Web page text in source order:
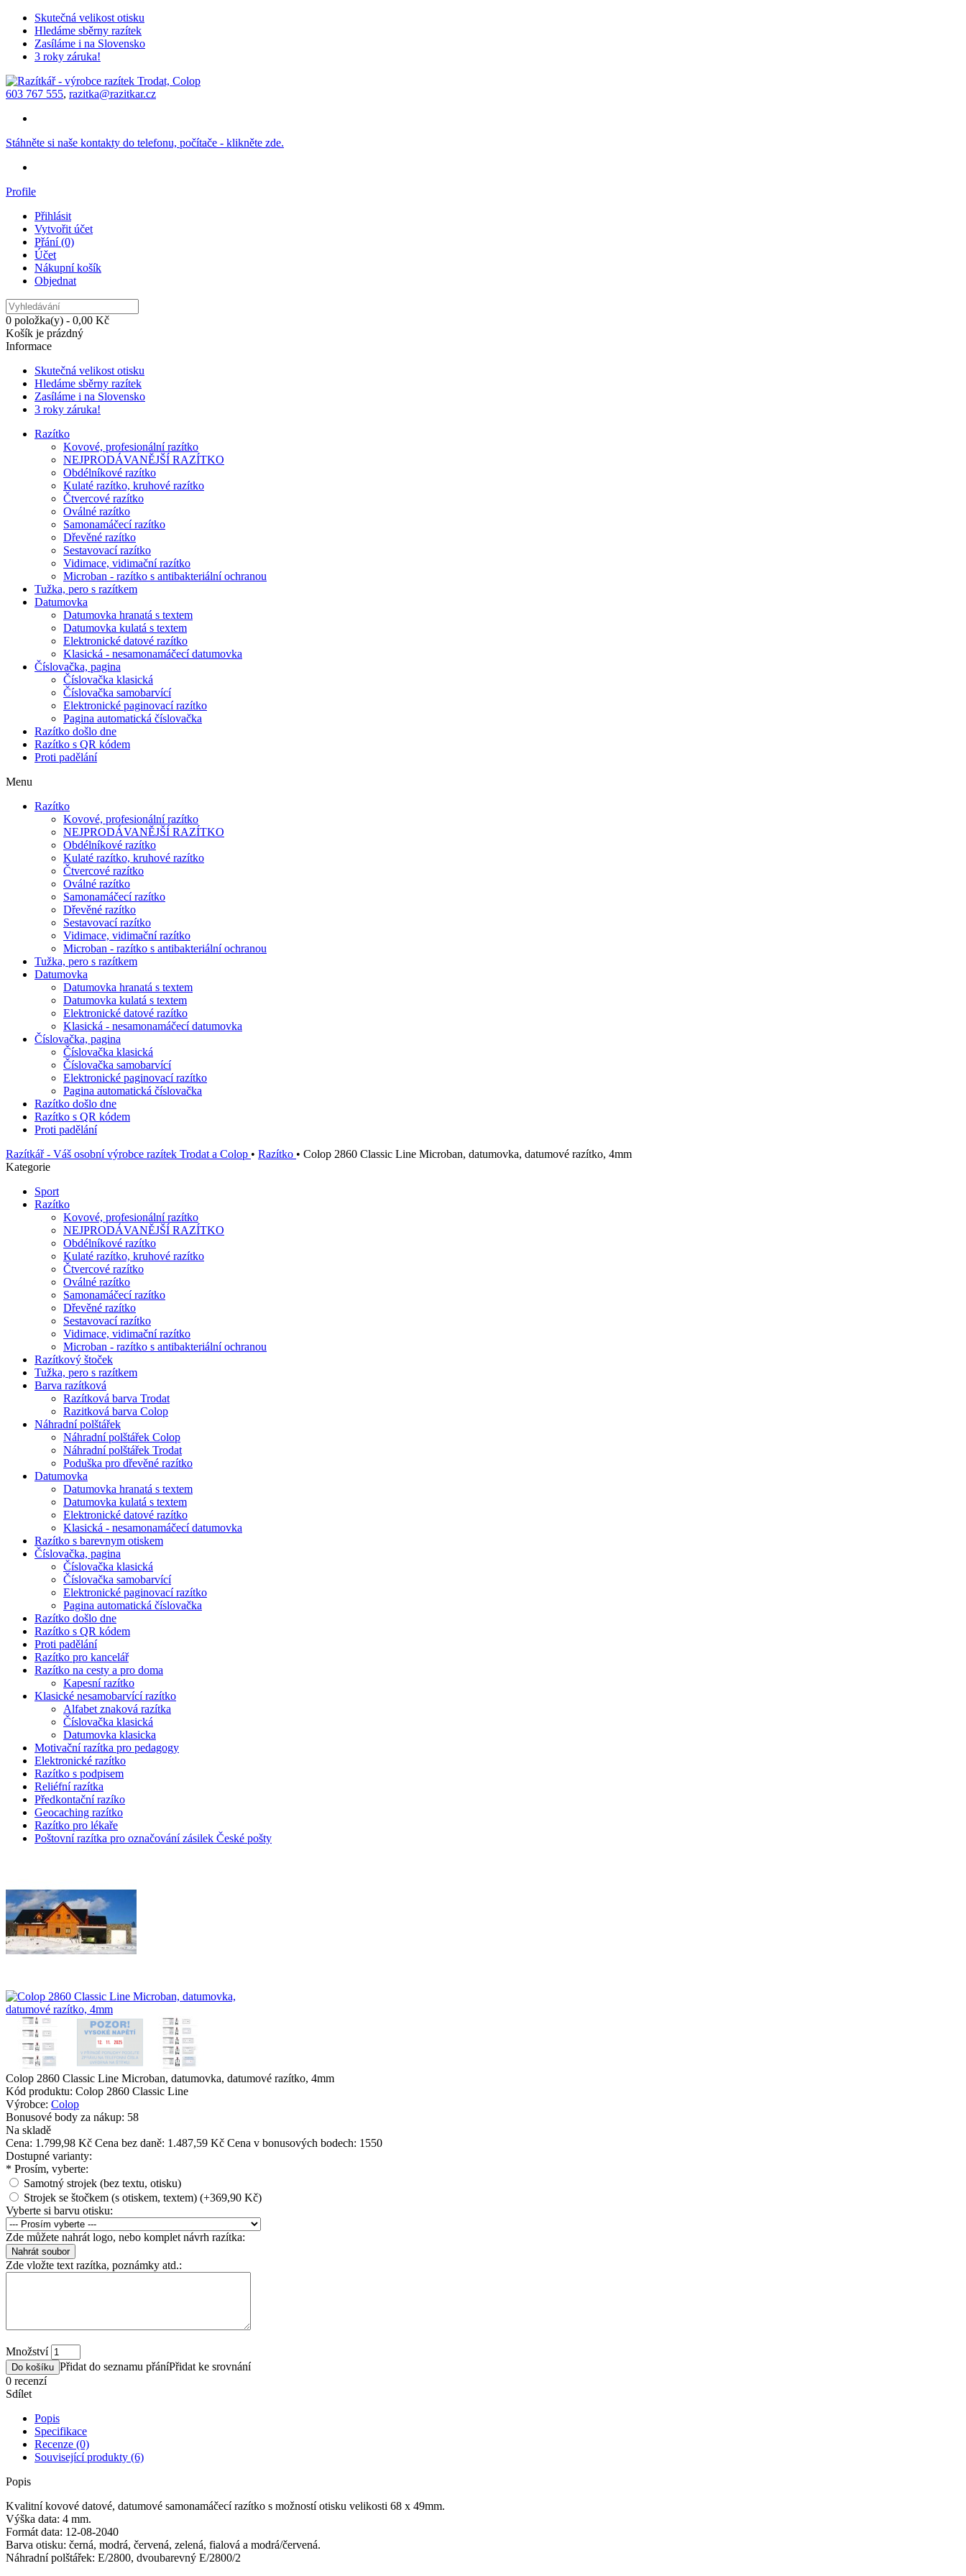
Skutečná velikost otisku
Hledáme sběrny razítek
Zasíláme i na Slovensko
3 roky záruka!
603 767 555, razitka@razitkar.cz
Stáhněte si naše kontakty do telefonu, počítače - klikněte zde.
Profile
Přihlásit
Vytvořit účet
Přání (0)
Účet
Nákupní košík
Objednat
0 položka(y) - 0,00 Kč
Košík je prázdný
Informace
Skutečná velikost otisku
Hledáme sběrny razítek
Zasíláme i na Slovensko
3 roky záruka!
Razítko
Kovové, profesionální razítko
NEJPRODÁVANĚJŠÍ RAZÍTKO
Obdélníkové razítko
Kulaté razítko, kruhové razítko
Čtvercové razítko
Oválné razítko
Samonamáčecí razítko
Dřevěné razítko
Sestavovací razítko
Vidimace, vidimační razítko
Microban - razítko s antibakteriální ochranou
Tužka, pero s razítkem
Datumovka
Datumovka hranatá s textem
Datumovka kulatá s textem
Elektronické datové razítko
Klasická - nesamonamáčecí datumovka
Číslovačka, pagina
Číslovačka klasická
Číslovačka samobarvící
Elektronické paginovací razítko
Pagina automatická číslovačka
Razítko došlo dne
Razítko s QR kódem
Proti padělání
Menu
Razítko
Kovové, profesionální razítko
NEJPRODÁVANĚJŠÍ RAZÍTKO
Obdélníkové razítko
Kulaté razítko, kruhové razítko
Čtvercové razítko
Oválné razítko
Samonamáčecí razítko
Dřevěné razítko
Sestavovací razítko
Vidimace, vidimační razítko
Microban - razítko s antibakteriální ochranou
Tužka, pero s razítkem
Datumovka
Datumovka hranatá s textem
Datumovka kulatá s textem
Elektronické datové razítko
Klasická - nesamonamáčecí datumovka
Číslovačka, pagina
Číslovačka klasická
Číslovačka samobarvící
Elektronické paginovací razítko
Pagina automatická číslovačka
Razítko došlo dne
Razítko s QR kódem
Proti padělání
Razítkář - Váš osobní výrobce razítek Trodat a Colop • Razítko • Colop 2860 Classic Line Microban, datumovka, datumové razítko, 4mm
Kategorie
Sport
Razítko
Kovové, profesionální razítko
NEJPRODÁVANĚJŠÍ RAZÍTKO
Obdélníkové razítko
Kulaté razítko, kruhové razítko
Čtvercové razítko
Oválné razítko
Samonamáčecí razítko
Dřevěné razítko
Sestavovací razítko
Vidimace, vidimační razítko
Microban - razítko s antibakteriální ochranou
Razítkový štoček
Tužka, pero s razítkem
Barva razítková
Razítková barva Trodat
Razitková barva Colop
Náhradní polštářek
Náhradní polštářek Colop
Náhradní polštářek Trodat
Poduška pro dřevěné razítko
Datumovka
Datumovka hranatá s textem
Datumovka kulatá s textem
Elektronické datové razítko
Klasická - nesamonamáčecí datumovka
Razítko s barevnym otiskem
Číslovačka, pagina
Číslovačka klasická
Číslovačka samobarvící
Elektronické paginovací razítko
Pagina automatická číslovačka
Razítko došlo dne
Razítko s QR kódem
Proti padělání
Razítko pro kancelář
Razítko na cesty a pro doma
Kapesní razítko
Klasické nesamobarvící razítko
Alfabet znaková razítka
Číslovačka klasická
Datumovka klasicka
Motivační razítka pro pedagogy
Elektronické razítko
Razítko s podpisem
Reliéfní razítka
Předkontační razíko
Geocaching razítko
Razítko pro lékaře
Poštovní razítka pro označování zásilek České pošty
Colop 2860 Classic Line Microban, datumovka, datumové razítko, 4mm
Kód produktu: Colop 2860 Classic Line
Výrobce: Colop
Bonusové body za nákup: 58
Na skladě
Cena: 1.799,98 Kč Cena bez daně: 1.487,59 Kč Cena v bonusových bodech: 1550
Dostupné varianty:
* Prosím, vyberte:
Samotný strojek (bez textu, otisku)
Strojek se štočkem (s otiskem, textem) (+369,90 Kč)
Vyberte si barvu otisku:
Zde můžete nahrát logo, nebo komplet návrh razítka:
Zde vložte text razítka, poznámky atd.:
Množství
Do košíku Přidat do seznamu přáníPřidat ke srovnání
0 recenzí
Sdílet
Popis
Specifikace
Recenze (0)
Související produkty (6)
Popis
Kvalitní kovové datové, datumové samonamáčecí razítko s možností otisku velikosti 68 x 49mm.
Výška data: 4 mm.
Formát data: 12-08-2040
Barva otisku: černá, modrá, červená, zelená, fialová a modrá/červená.
Náhradní polštářek: E/2800, dvoubarevný E/2800/2